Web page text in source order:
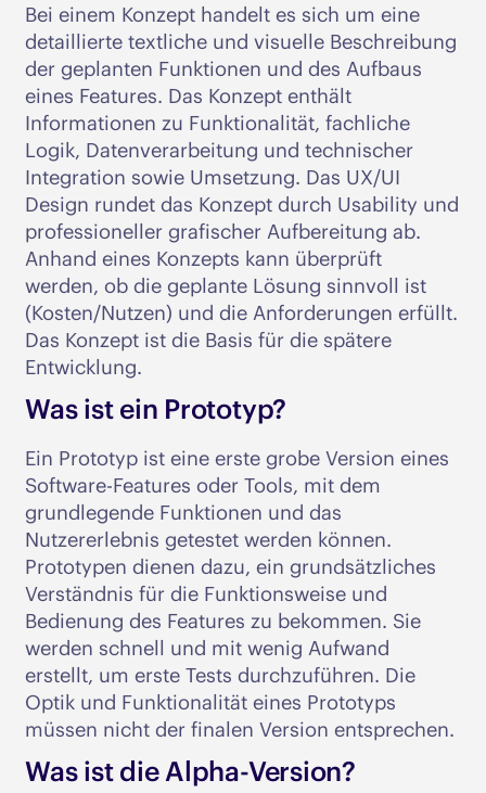
Bei einem Konzept handelt es sich um eine
detaillierte textliche und visuelle Beschreibung
der geplanten Funktionen und des Aufbaus
eines Features. Das Konzept enthält
Informationen zu Funktionalität, fachliche
Logik, Datenverarbeitung und technischer
Integration sowie Umsetzung. Das UX/UI
Design rundet das Konzept durch Usability und
professioneller grafischer Aufbereitung ab.
Anhand eines Konzepts kann überprüft
werden, ob die geplante Lösung sinnvoll ist
(Kosten/Nutzen) und die Anforderungen erfüllt.
Das Konzept ist die Basis für die spätere
Entwicklung.
Was ist ein Prototyp?
Ein Prototyp ist eine erste grobe Version eines
Software-Features oder Tools, mit dem
grundlegende Funktionen und das
Nutzererlebnis getestet werden können.
Prototypen dienen dazu, ein grundsätzliches
Verständnis für die Funktionsweise und
Bedienung des Features zu bekommen. Sie
werden schnell und mit wenig Aufwand
erstellt, um erste Tests durchzuführen. Die
Optik und Funktionalität eines Prototyps
müssen nicht der finalen Version entsprechen.
Was ist die Alpha-Version?